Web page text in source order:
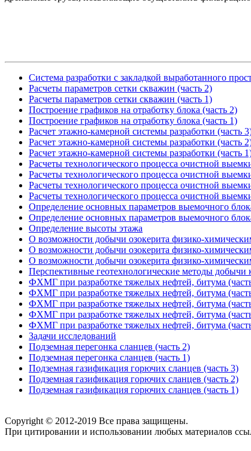
Система разработки с закладкой выработанного
Расчеты параметров сетки скважин (часть 2)
Расчеты параметров сетки скважин (часть 1)
Построение графиков на отработку блока (часть 2)
Построение графиков на отработку блока (часть 1)
Расчет этажно-камерной системы разработки (часть
Расчет этажно-камерной системы разработки (часть
Расчет этажно-камерной системы разработки (часть
Расчеты технологического процесса очистной
Расчеты технологического процесса очистной
Расчеты технологического процесса очистной
Расчеты технологического процесса очистной
Определение основных параметров выемочного
Определение основных параметров выемочного
Определение высоты этажа
О возможности добычи озокерита физико-
О возможности добычи озокерита физико-
О возможности добычи озокерита физико-
Перспективные геотехнологические методы добычи
ФХМГ при разработке тяжелых нефтей, битума
ФХМГ при разработке тяжелых нефтей, битума
ФХМГ при разработке тяжелых нефтей, битума
ФХМГ при разработке тяжелых нефтей, битума
ФХМГ при разработке тяжелых нефтей, битума
Задачи исследований
Подземная перегонка сланцев (часть 2)
Подземная перегонка сланцев (часть 1)
Подземная газификация горючих сланцев (часть 3)
Подземная газификация горючих сланцев (часть 2)
Подземная газификация горючих сланцев (часть 1)
Copyright © 2012-2019 Все права защищены.
При цитировании и использовании любых материалов